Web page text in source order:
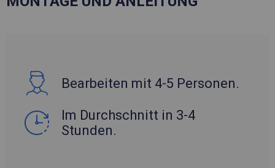
Bearbeiten mit 4-5 Personen.
Im Durchschnitt in 3-4
Stunden.